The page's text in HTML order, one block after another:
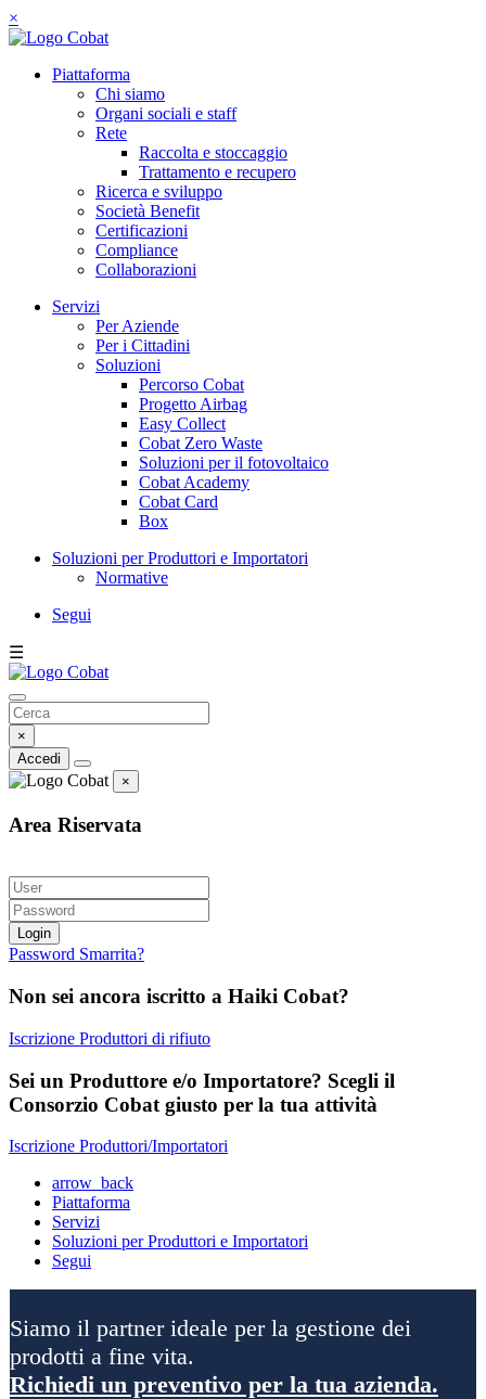
×
Piattaforma
Chi siamo
Organi sociali e staff
Rete
Raccolta e stoccaggio
Trattamento e recupero
Ricerca e sviluppo
Società Benefit
Certificazioni
Compliance
Collaborazioni
Servizi
Per Aziende
Per i Cittadini
Soluzioni
Percorso Cobat
Progetto Airbag
Easy Collect
Cobat Zero Waste
Soluzioni per il fotovoltaico
Cobat Academy
Cobat Card
Box
Soluzioni per Produttori e Importatori
Normative
Segui
☰
×
Accedi
×
Area Riservata
Login
Password Smarrita?
Non sei ancora iscritto a Haiki Cobat?
Iscrizione Produttori di rifiuto
Sei un Produttore e/o Importatore? Scegli il
Consorzio Cobat giusto per la tua attività
Iscrizione Produttori/Importatori
arrow_back
Piattaforma
Servizi
Soluzioni per Produttori e Importatori
Segui
Siamo il partner ideale per la gestione dei
prodotti a fine vita.
Richiedi un preventivo per la tua azienda.